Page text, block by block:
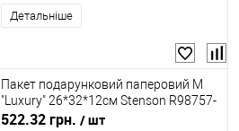
Детальніше
Пакет подарунковий паперовий M
"Luxury" 26*32*12см Stenson R98757-
M
522.32 грн. / шт